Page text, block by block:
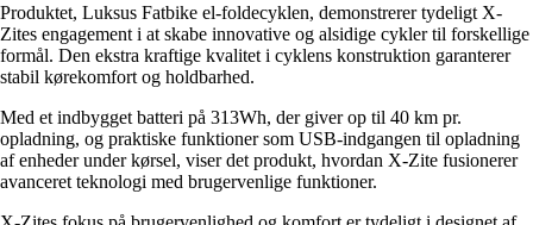
Produktet, Luksus Fatbike el-foldecyklen, demonstrerer tydeligt X-
Zites engagement i at skabe innovative og alsidige cykler til forskellige
formål. Den ekstra kraftige kvalitet i cyklens konstruktion garanterer
stabil kørekomfort og holdbarhed.
Med et indbygget batteri på 313Wh, der giver op til 40 km pr.
opladning, og praktiske funktioner som USB-indgangen til opladning
af enheder under kørsel, viser det produkt, hvordan X-Zite fusionerer
avanceret teknologi med brugervenlige funktioner.